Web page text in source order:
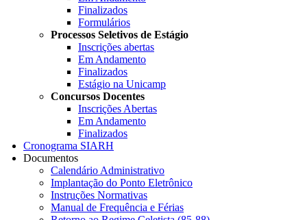
Finalizados
Formulários
Processos Seletivos de Estágio
Inscrições abertas
Em Andamento
Finalizados
Estágio na Unicamp
Concursos Docentes
Inscrições Abertas
Em Andamento
Finalizados
Cronograma SIARH
Documentos
Calendário Administrativo
Implantação do Ponto Eletrônico
Instruções Normativas
Manual de Frequência e Férias